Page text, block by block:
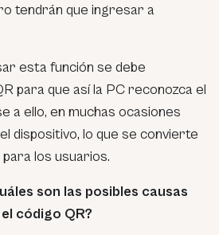
tendrán que ingresar a
esta función se debe
para que así la PC reconozca el
a ello, en muchas ocasiones
dispositivo, lo que se convierte
los usuarios.
son las posibles causas
código QR?